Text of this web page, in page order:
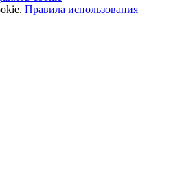
Правила использования